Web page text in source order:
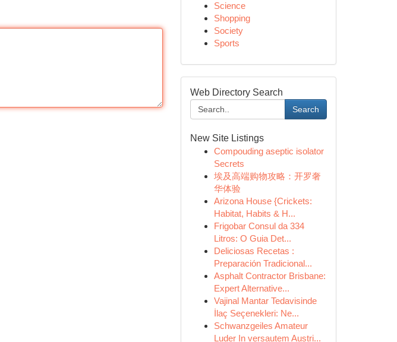
Science
Shopping
Society
Sports
Web Directory Search
Search
New Site Listings
Compouding aseptic isolator
Secrets
埃及高端购物攻略：开罗奢
华体验
Arizona House {Crickets:
Habitat, Habits & H...
Frigobar Consul da 334
Litros: O Guia Det...
Deliciosas Recetas :
Preparación Tradicional...
Asphalt Contractor Brisbane:
Expert Alternative...
Vajinal Mantar Tedavisinde
İlaç Seçenekleri: Ne...
Schwanzgeiles Amateur
Luder In versautem Austri...